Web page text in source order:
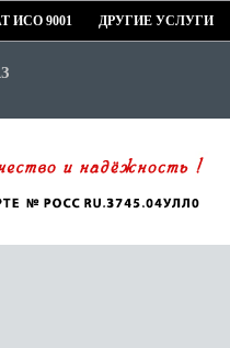
ИСО 9001 ДРУГИЕ УСЛУГИ